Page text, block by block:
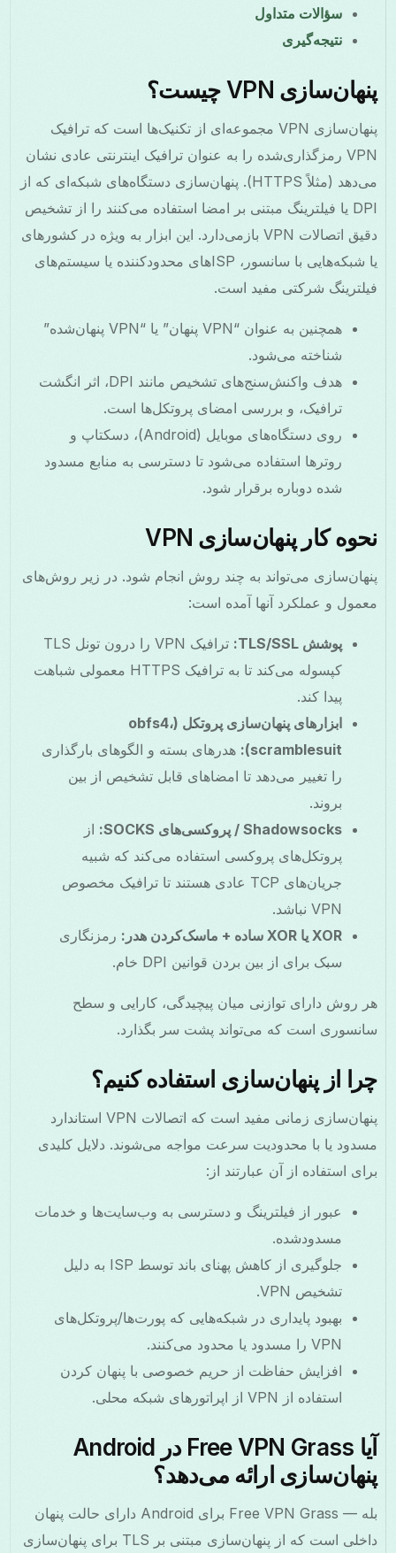
سؤالات متداول
نتیجه‌گیری
پنهان‌سازی VPN چیست؟
پنهان‌سازی VPN مجموعه‌ای از تکنیک‌ها است که ترافیک
VPN رمزگذاری‌شده را به عنوان ترافیک اینترنتی عادی نشان
می‌دهد (مثلاً HTTPS). پنهان‌سازی دستگاه‌های شبکه‌ای که از
DPI یا فیلترینگ مبتنی بر امضا استفاده می‌کنند را از تشخیص
دقیق اتصالات VPN بازمی‌دارد. این ابزار به ویژه در کشورهای
یا شبکه‌هایی با سانسور، ISP‌های محدودکننده یا سیستم‌های
فیلترینگ شرکتی مفید است.
همچنین به عنوان “VPN پنهان” یا “VPN پنهان‌شده”
شناخته می‌شود.
هدف واکنش‌سنج‌های تشخیص مانند DPI، اثر انگشت
ترافیک، و بررسی امضای پروتکل‌ها است.
روی دستگاه‌های موبایل (Android)، دسکتاپ و
روترها استفاده می‌شود تا دسترسی به منابع مسدود
شده دوباره برقرار شود.
نحوه کار پنهان‌سازی VPN
پنهان‌سازی می‌تواند به چند روش انجام شود. در زیر روش‌های
معمول و عملکرد آنها آمده است:
پوشش TLS/SSL:
ترافیک VPN را درون تونل TLS
کپسوله می‌کند تا به ترافیک HTTPS معمولی شباهت
پیدا کند.
ابزارهای پنهان‌سازی پروتکل (obfs4،
scramblesuit):
هدرهای بسته و الگوهای بارگذاری
را تغییر می‌دهد تا امضاهای قابل تشخیص از بین
بروند.
Shadowsocks / پروکسی‌های SOCKS:
از
پروتکل‌های پروکسی استفاده می‌کند که شبیه
جریان‌های TCP عادی هستند تا ترافیک مخصوص
VPN نباشد.
XOR یا XOR ساده + ماسک‌کردن هدر:
رمزنگاری
سبک برای از بین بردن قوانین DPI خام.
هر روش دارای توازنی میان پیچیدگی، کارایی و سطح
سانسوری است که می‌تواند پشت سر بگذارد.
چرا از پنهان‌سازی استفاده کنیم؟
پنهان‌سازی زمانی مفید است که اتصالات VPN استاندارد
مسدود یا با محدودیت سرعت مواجه می‌شوند. دلایل کلیدی
برای استفاده از آن عبارتند از:
عبور از فیلترینگ و دسترسی به وب‌سایت‌ها و خدمات
مسدود‌شده.
جلوگیری از کاهش پهنای باند توسط ISP به دلیل
تشخیص VPN.
بهبود پایداری در شبکه‌هایی که پورت‌ها/پروتکل‌های
VPN را مسدود یا محدود می‌کنند.
افزایش حفاظت از حریم خصوصی با پنهان کردن
استفاده از VPN از اپراتورهای شبکه محلی.
آیا Free VPN Grass در Android
پنهان‌سازی ارائه می‌دهد؟
بله — Free VPN Grass برای Android دارای حالت پنهان
داخلی است که از پنهان‌سازی مبتنی بر TLS برای پنهان‌سازی